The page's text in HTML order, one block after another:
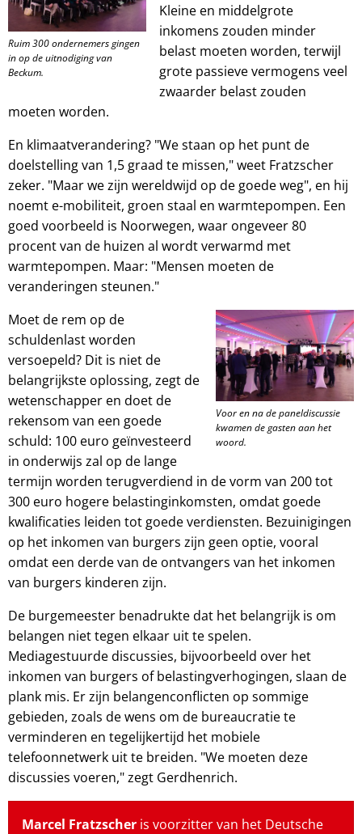
Ruim 300 ondernemers gingen
in op de uitnodiging van
Beckum.
Kleine en middelgrote
inkomens zouden minder
belast moeten worden, terwijl
grote passieve vermogens veel
zwaarder belast zouden
moeten worden.
En klimaatverandering? "We staan op het punt de
doelstelling van 1,5 graad te missen," weet Fratzscher
zeker. "Maar we zijn wereldwijd op de goede weg", en hij
noemt e-mobiliteit, groen staal en warmtepompen. Een
goed voorbeeld is Noorwegen, waar ongeveer 80
procent van de huizen al wordt verwarmd met
warmtepompen. Maar: "Mensen moeten de
veranderingen steunen."
Voor en na de paneldiscussie
kwamen de gasten aan het
woord.
Moet de rem op de
schuldenlast worden
versoepeld? Dit is niet de
belangrijkste oplossing, zegt de
wetenschapper en doet de
rekensom van een goede
schuld: 100 euro geïnvesteerd
in onderwijs zal op de lange
termijn worden terugverdiend in de vorm van 200 tot
300 euro hogere belastinginkomsten, omdat goede
kwalificaties leiden tot goede verdiensten. Bezuinigingen
op het inkomen van burgers zijn geen optie, vooral
omdat een derde van de ontvangers van het inkomen
van burgers kinderen zijn.
De burgemeester benadrukte dat het belangrijk is om
belangen niet tegen elkaar uit te spelen.
Mediagestuurde discussies, bijvoorbeeld over het
inkomen van burgers of belastingverhogingen, slaan de
plank mis. Er zijn belangenconflicten op sommige
gebieden, zoals de wens om de bureaucratie te
verminderen en tegelijkertijd het mobiele
telefoonnetwerk uit te breiden. "We moeten deze
discussies voeren," zegt Gerdhenrich.
Marcel Fratzscher is voorzitter van het Deutsche